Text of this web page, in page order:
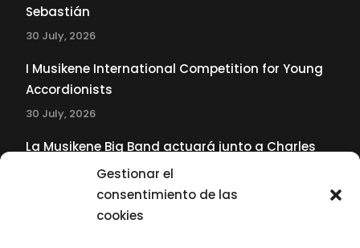
Gestionar el
consentimiento de las
cookies
Sebastián
30 July, 2026
I Musikene International Competition for Young
Accordionists
30 July, 2026
La Musikene Big Band actuará junto a Charles
Tolliver en el 61 Jazzaldia